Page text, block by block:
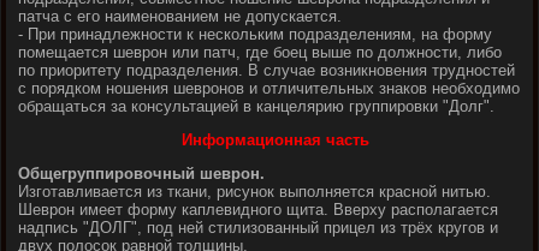
патча с его наименованием не допускается.
- При принадлежности к нескольким подразделениям, на форму
помещается шеврон или патч, где боец выше по должности, либо
по приоритету подразделения. В случае возникновения трудностей
с порядком ношения шевронов и отличительных знаков необходимо
обращаться за консультацией в канцелярию группировки "Долг".
Информационная часть
Общегруппировочный шеврон.
Изготавливается из ткани, рисунок выполняется красной нитью.
Шеврон имеет форму каплевидного щита. Вверху располагается
надпись "ДОЛГ", под ней стилизованный прицел из трёх кругов и
двух полосок равной толщины.